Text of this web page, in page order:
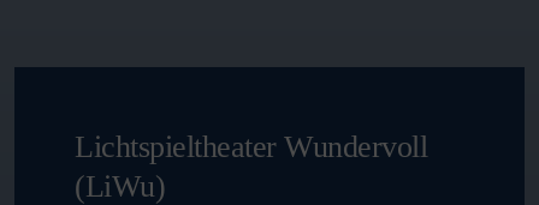
Lichtspieltheater Wundervoll
(LiWu)